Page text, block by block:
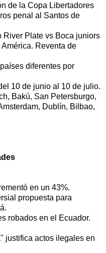
de la Copa Libertadores
penal al Santos de
River Plate vs Boca juniors
Reventa de
diferentes por
10 de junio al 10 de julio.
Bakú, San Petersburgo,
Dublín, Bilbao,
en un 43%.
propuesta para
robados en el Ecuador.
justifica actos ilegales en